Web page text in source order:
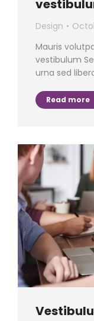
Design
Mauris
vestibulum
urna sed
Read more